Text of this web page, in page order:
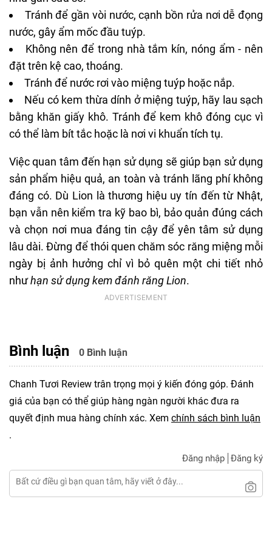
Tránh để gần vòi nước, cạnh bồn rửa nơi dễ đọng
nước, gây ẩm mốc đầu tuýp.
Không nên để trong nhà tắm kín, nóng ẩm - nên
đặt trên kệ cao, thoáng.
Tránh để nước rơi vào miệng tuýp hoặc nắp.
Nếu có kem thừa dính ở miệng tuýp, hãy lau sạch
bằng khăn giấy khô. Tránh để kem khô đóng cục vì
có thể làm bít tắc hoặc là nơi vi khuẩn tích tụ.
Việc quan tâm đến hạn sử dụng sẽ giúp bạn sử dụng
sản phẩm hiệu quả, an toàn và tránh lãng phí không
đáng có. Dù Lion là thương hiệu uy tín đến từ Nhật,
bạn vẫn nên kiểm tra kỹ bao bì, bảo quản đúng cách
và chọn nơi mua đáng tin cậy để yên tâm sử dụng
lâu dài. Đừng để thói quen chăm sóc răng miệng mỗi
ngày bị ảnh hưởng chỉ vì bỏ quên một chi tiết nhỏ
nhưhạn sử dụng kem đánh răng Lion.
Bình luận 0 Bình luận
Chanh Tươi Review trân trọng mọi ý kiến đóng góp. Đánh
giá của bạn có thể giúp hàng ngàn người khác đưa ra
quyết định mua hàng chính xác. Xem chính sách bình luận
.
Đăng nhập Đăng ký